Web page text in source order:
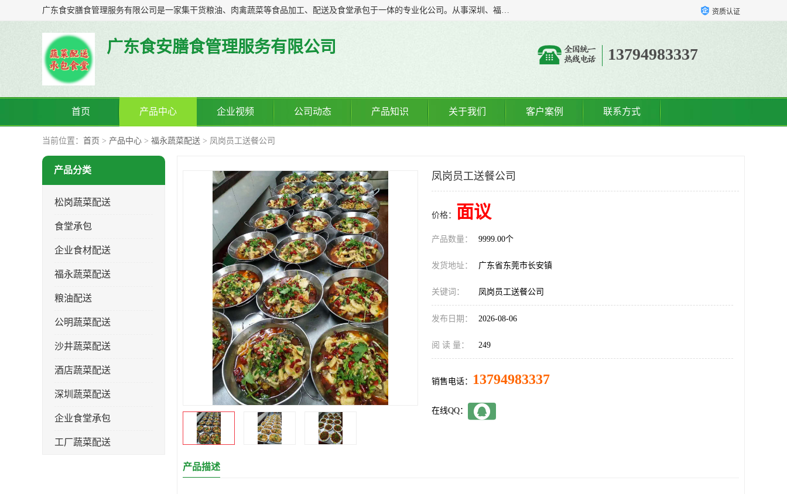
广东食安膳食管理服务有限公司是一家集干货粮油、肉禽蔬菜等食品加工、配送及食堂承包于一体的专业化公司。从事深圳、福永、公明、沙井、松岗等地区的蔬菜配送服务。 专业的服务队伍，以及完善的服务机制，经过多年的努力拼搏，赢得了广大客户的信赖和支持。 资质认证
广东食安膳食管理服务有限公司 13794983337
首页 产品中心 企业视频 公司动态 产品知识 关于我们 客户案例 联系方式
当前位置： 首页 > 产品中心 > 福永蔬菜配送 > 凤岗员工送餐公司
产品分类
松岗蔬菜配送
食堂承包
企业食材配送
福永蔬菜配送
粮油配送
公明蔬菜配送
沙井蔬菜配送
酒店蔬菜配送
深圳蔬菜配送
企业食堂承包
工厂蔬菜配送
凤岗员工送餐公司
价格： 面议
产品数量： 9999.00个
发货地址： 广东省东莞市长安镇
关键词： 凤岗员工送餐公司
发布日期： 2026-08-06
阅 读 量： 249
销售电话： 13794983337
在线QQ：
产品描述